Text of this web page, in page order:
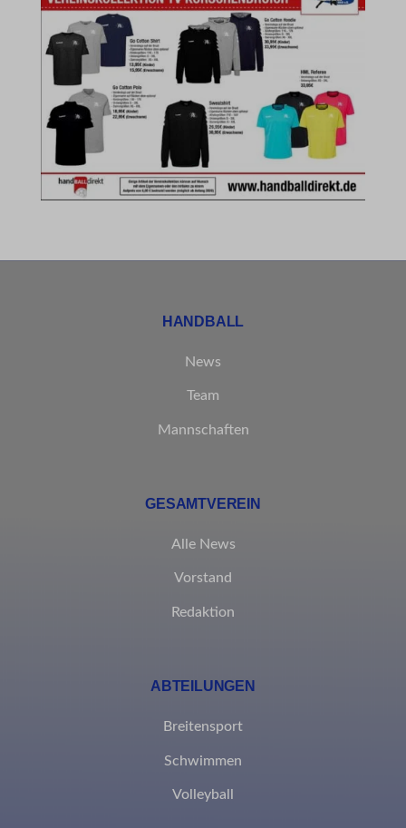
HANDBALL
News
Team
Mannschaften
GESAMTVEREIN
Alle News
Vorstand
Redaktion
ABTEILUNGEN
Breitensport
Schwimmen
Volleyball
et-recommend-sync-post-*
et-reloaded-post-*
et-saved-post*
MicrosoftApplicationsTelemetryDeviceId
MicrosoftApplicationsTelemetryFirstLaunchTime
rand_code_*